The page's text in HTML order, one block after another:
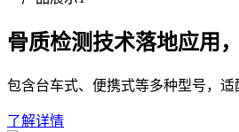
骨质检测技术落地应用
包含台车式、便携式等多种型号，适
了解详情